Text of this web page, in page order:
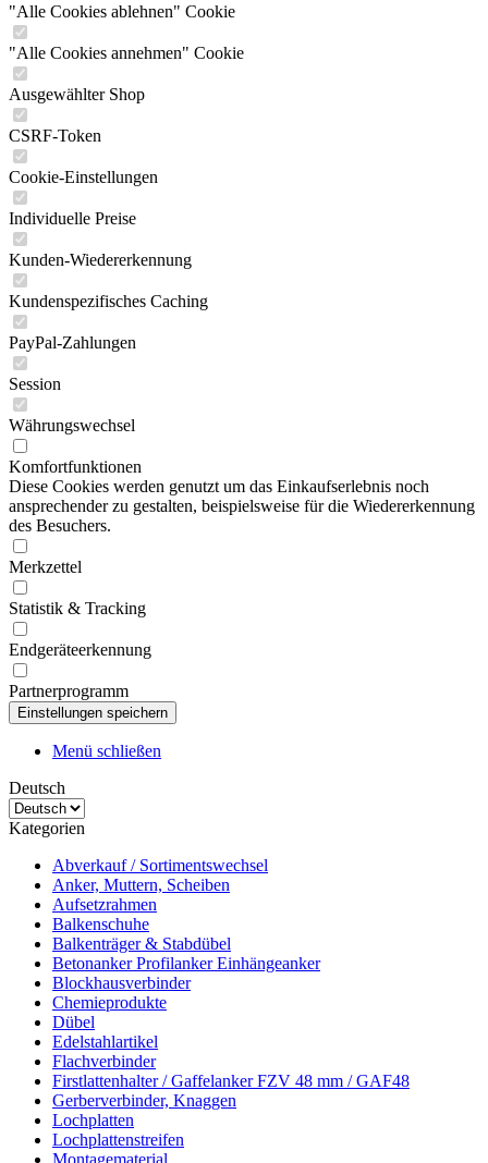
"Alle Cookies ablehnen" Cookie
"Alle Cookies annehmen" Cookie
Ausgewählter Shop
CSRF-Token
Cookie-Einstellungen
Individuelle Preise
Kunden-Wiedererkennung
Kundenspezifisches Caching
PayPal-Zahlungen
Session
Währungswechsel
Komfortfunktionen
Diese Cookies werden genutzt um das Einkaufserlebnis noch
ansprechender zu gestalten, beispielsweise für die Wiedererkennung
des Besuchers.
Merkzettel
Statistik & Tracking
Endgeräteerkennung
Partnerprogramm
Menü schließen
Deutsch
Kategorien
Abverkauf / Sortimentswechsel
Anker, Muttern, Scheiben
Aufsetzrahmen
Balkenschuhe
Balkenträger & Stabdübel
Betonanker Profilanker Einhängeanker
Blockhausverbinder
Chemieprodukte
Dübel
Edelstahlartikel
Flachverbinder
Firstlattenhalter / Gaffelanker FZV 48 mm / GAF48
Gerberverbinder, Knaggen
Lochplatten
Lochplattenstreifen
Montagematerial